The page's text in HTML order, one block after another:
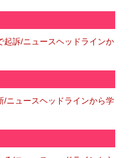
起訴/ニュースヘッドラインか
/ニュースヘッドラインから学